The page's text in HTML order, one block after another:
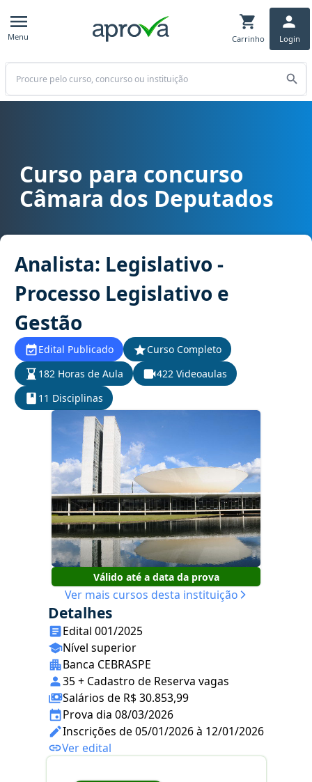
Menu Carrinho Login
Buscar
Curso para concurso Câmara dos Deputados cargo Analista:
Curso para concurso
Câmara dos Deputados
Analista: Legislativo -
Processo Legislativo e
Gestão
Edital Publicado
Curso Completo
182 Horas de Aula
422 Videoaulas
11 Disciplinas
Válido até a data da prova
Ver mais cursos desta instituição
Detalhes
Edital 001/2025
Nível superior
Banca CEBRASPE
35 + Cadastro de Reserva vagas
Salários de R$ 30.853,99
Prova dia 08/03/2026
Inscrições de 05/01/2026 à 12/01/2026
Ver edital